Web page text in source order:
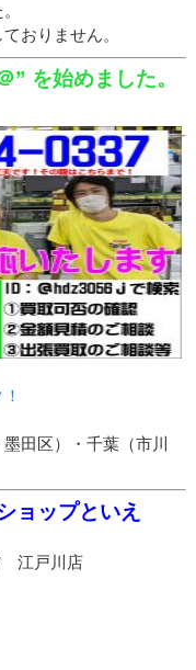
おりません。
を始めました。
田区）・千葉（市川
ョップといえ
江戸川店